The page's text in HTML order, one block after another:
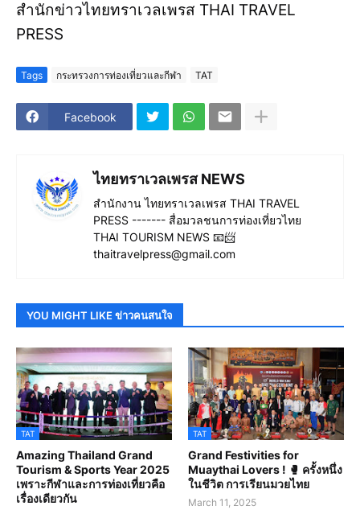
สำนักข่าวไทยทราเวลเพรส THAI TRAVEL
PRESS
Tags กระทรวงการท่องเที่ยวและกีฬา TAT
Facebook
ไทยทราเวลเพรส NEWS
สำนักงาน ไทยทราเวลเพรส THAI TRAVEL
PRESS ------- สื่อมวลชนการท่องเที่ยวไทย
THAI TOURISM NEWS 📧📨
thaitravelpress@gmail.com
YOU MIGHT LIKE ข่าวคนสนใจ
TAT
Amazing Thailand Grand
Tourism & Sports Year 2025
เพราะกีฬาและการท่องเที่ยวคือ
เรื่องเดียวกัน
TAT
Grand Festivities for
Muaythai Lovers ! 🥊 ครั้งหนึ่ง
ในชีวิต การเรียนมวยไทย
March 11, 2025